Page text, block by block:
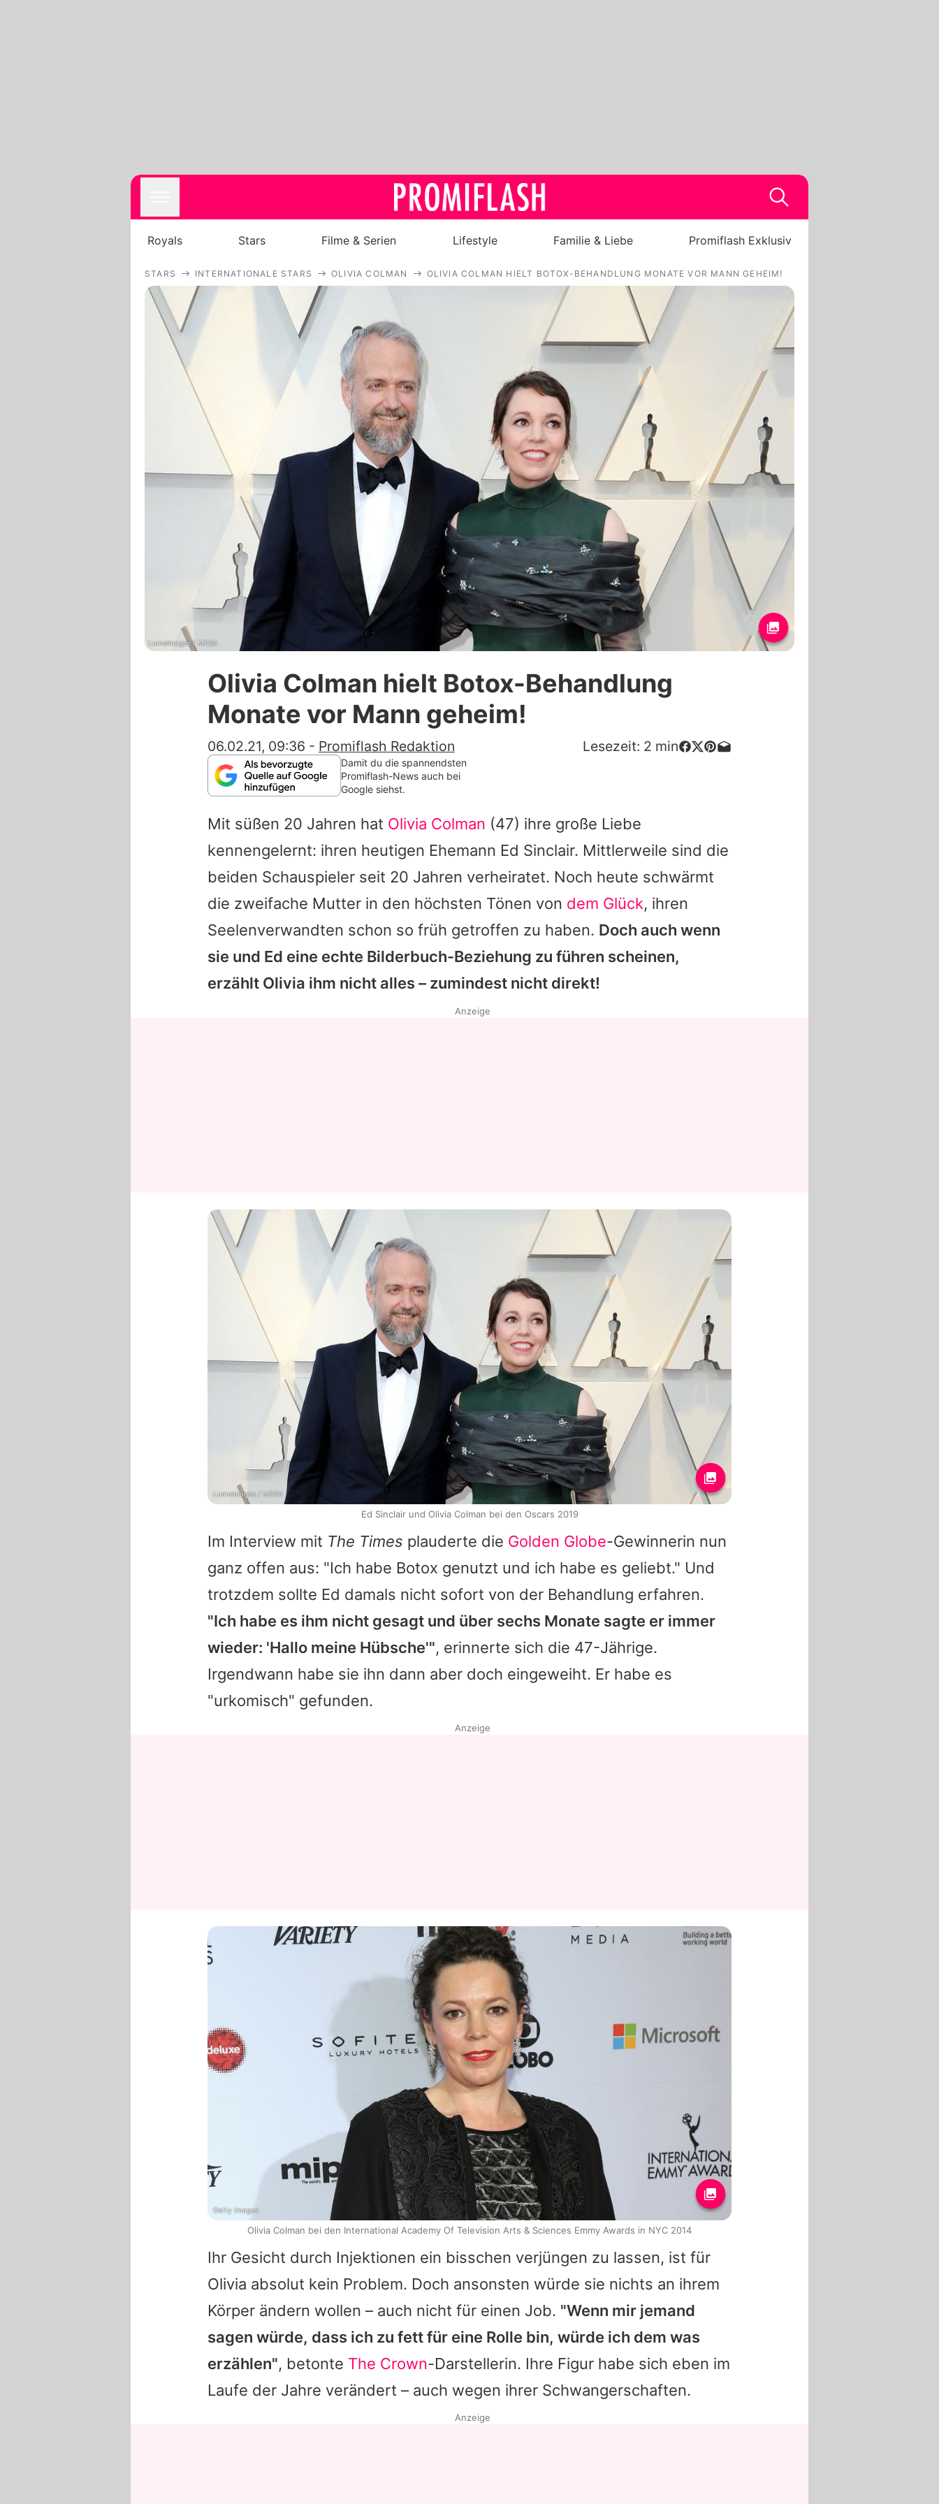
Royals
Familie & Liebe
Promiflash Exklusiv
Alle Themen auf Promiflash
Jobs
App runterladen
Team
Redaktionelle Richtlinien
Impressum
Datenschutzerklärung
Nutzungsbedingungen
Utiq verwalten
Royals Stars Filme & Serien Lifestyle Familie & Liebe Promiflash Exklusiv
STARS INTERNATIONALE STARS OLIVIA COLMAN OLIVIA COLMAN HIELT BOTOX-BEHANDLUNG MONATE VOR MANN GEHEIM!
Lumeimages / MEGA
Olivia Colman hielt Botox-Behandlung
Monate vor Mann geheim!
06.02.21, 09:36 - Promiflash Redaktion Lesezeit: 2 min
Damit du die spannendsten
Promiflash-News auch bei
Google siehst.
Mit süßen 20 Jahren hat Olivia Colman (47) ihre große Liebe
kennengelernt: ihren heutigen Ehemann Ed Sinclair. Mittlerweile sind die
beiden Schauspieler seit 20 Jahren verheiratet. Noch heute schwärmt
die zweifache Mutter in den höchsten Tönen von dem Glück, ihren
Seelenverwandten schon so früh getroffen zu haben. Doch auch wenn
sie und Ed eine echte Bilderbuch-Beziehung zu führen scheinen,
erzählt Olivia ihm nicht alles – zumindest nicht direkt!
Im Interview mit The Times plauderte die Golden Globe-Gewinnerin nun
ganz offen aus: "Ich habe Botox genutzt und ich habe es geliebt." Und
trotzdem sollte Ed damals nicht sofort von der Behandlung erfahren.
"Ich habe es ihm nicht gesagt und über sechs Monate sagte er immer
wieder: 'Hallo meine Hübsche'", erinnerte sich die 47-Jährige.
Irgendwann habe sie ihn dann aber doch eingeweiht. Er habe es
"urkomisch" gefunden.
Ihr Gesicht durch Injektionen ein bisschen verjüngen zu lassen, ist für
Olivia absolut kein Problem. Doch ansonsten würde sie nichts an ihrem
Körper ändern wollen – auch nicht für einen Job. "Wenn mir jemand
sagen würde, dass ich zu fett für eine Rolle bin, würde ich dem was
erzählen", betonte The Crown-Darstellerin. Ihre Figur habe sich eben im
Laufe der Jahre verändert – auch wegen ihrer Schwangerschaften.
Anzeige
Lumeimages / MEGA
Ed Sinclair und Olivia Colman bei den Oscars 2019
Anzeige
Getty Images
Olivia Colman bei den International Academy Of Television Arts & Sciences Emmy Awards in NYC 2014
Anzeige